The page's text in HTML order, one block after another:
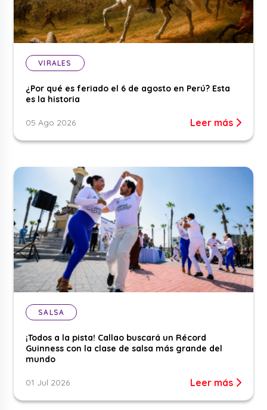
VIRALES
¿Por qué es feriado el 6 de agosto en Perú? Esta
es la historia
05 Ago 2026 Leer más
SALSA
¡Todos a la pista! Callao buscará un Récord
Guinness con la clase de salsa más grande del
mundo
01 Jul 2026 Leer más